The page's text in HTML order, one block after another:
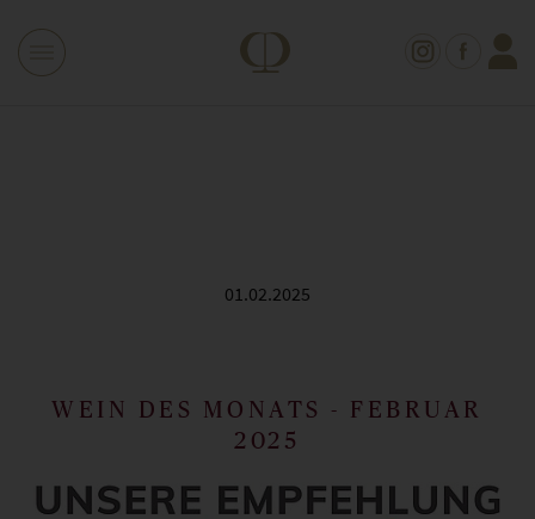
01.02.2025
WEIN DES MONATS - FEBRUAR
2025